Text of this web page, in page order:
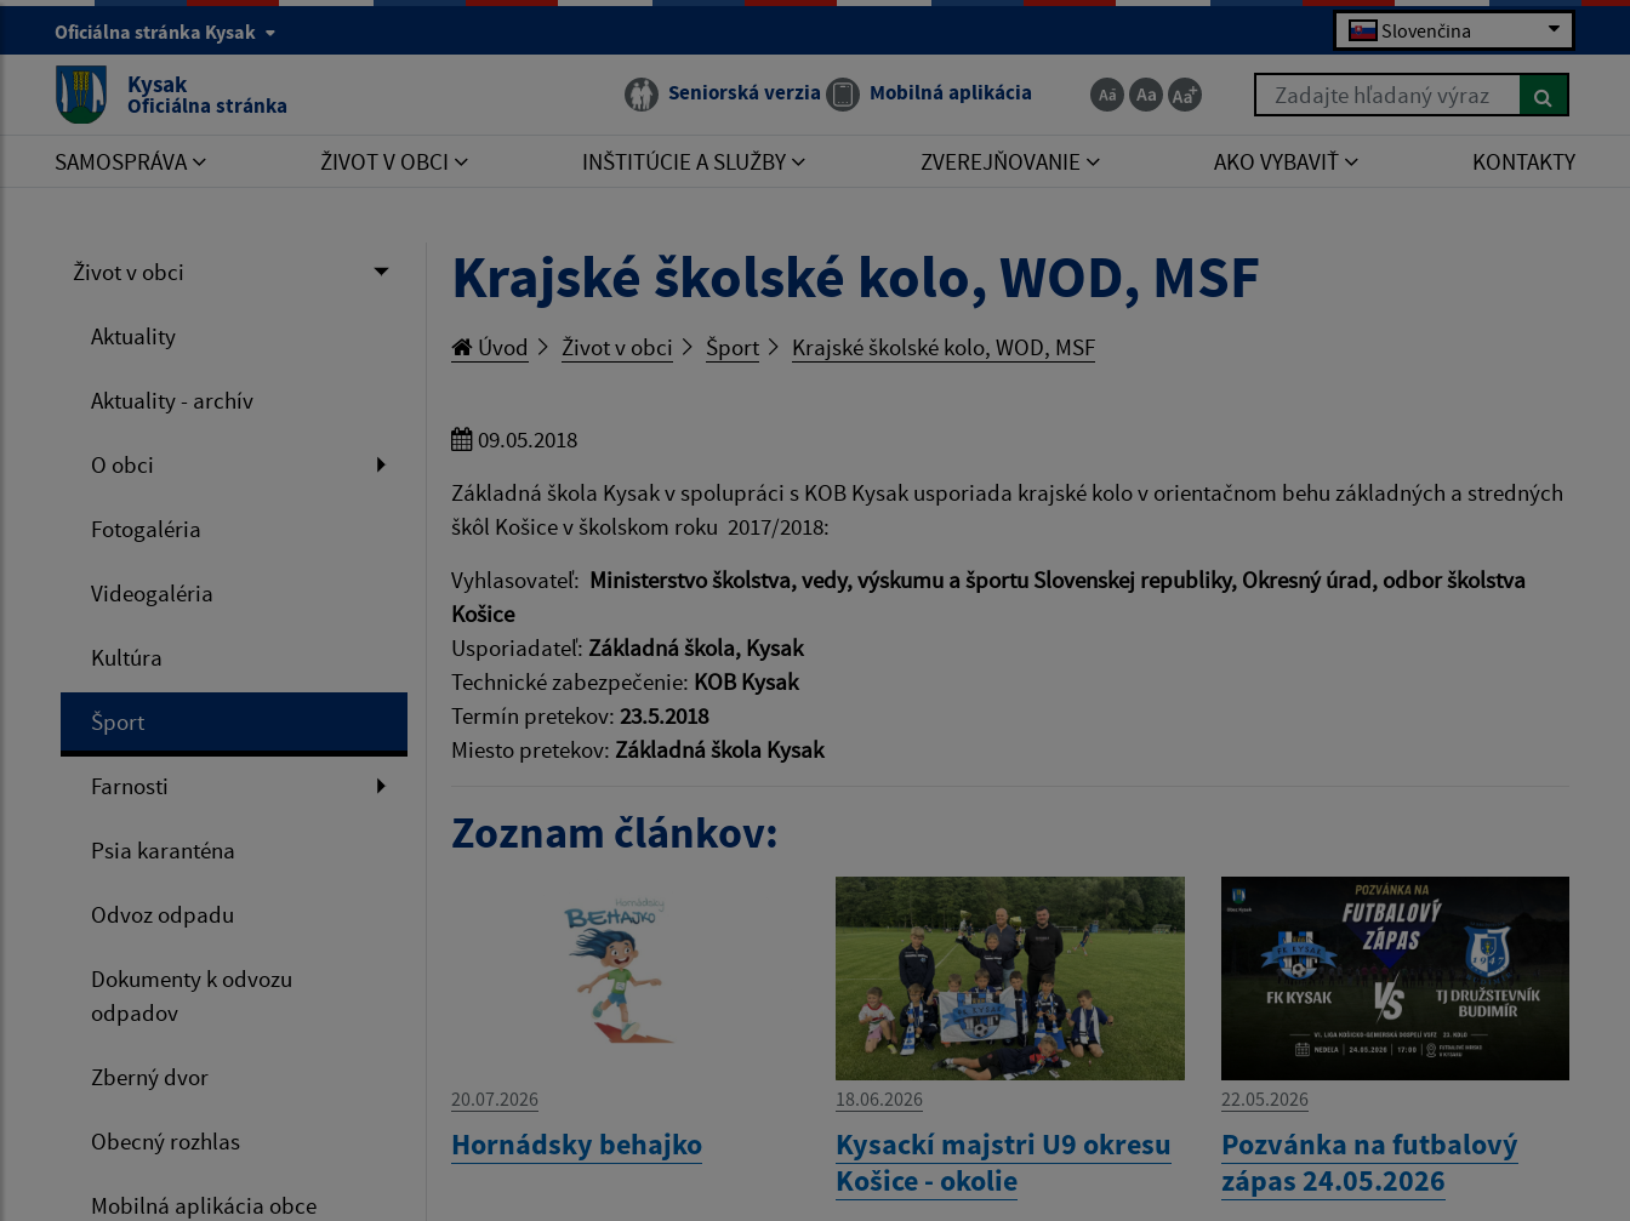
Oficiálna stránka Kysak Slovenčina
Kysak
Oficiálna stránka Seniorská verzia Mobilná aplikácia Zadajte hľadaný výraz
SAMOSPRÁVA ŽIVOT V OBCI INŠTITÚCIE A SLUŽBY ZVEREJŇOVANIE AKO VYBAVIŤ KONTAKTY
Život v obci
Aktuality
Aktuality - archív
O obci
Fotogaléria
Videogaléria
Kultúra
Šport
Farnosti
Psia karanténa
Odvoz odpadu
Dokumenty k odvozu
odpadov
Zberný dvor
Obecný rozhlas
Mobilná aplikácia obce
Krajské školské kolo, WOD, MSF
Úvod Život v obci Šport Krajské školské kolo, WOD, MSF
09.05.2018
Základná škola Kysak v spolupráci s KOB Kysak usporiada krajské kolo v orientačnom behu základných a stredných
škôl Košice v školskom roku 2017/2018:
Vyhlasovateľ: Ministerstvo školstva, vedy, výskumu a športu Slovenskej republiky, Okresný úrad, odbor školstva
Košice
Usporiadateľ: Základná škola, Kysak
Technické zabezpečenie: KOB Kysak
Termín pretekov: 23.5.2018
Miesto pretekov: Základná škola Kysak
Zoznam článkov:
20.07.2026
Hornádsky behajko
18.06.2026
Kysackí majstri U9 okresu
Košice - okolie
22.05.2026
Pozvánka na futbalový
zápas 24.05.2026